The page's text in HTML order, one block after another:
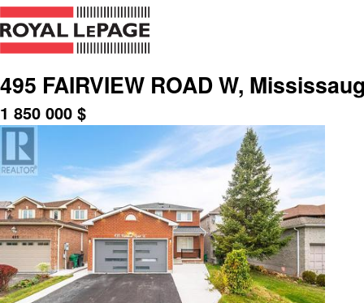
495 FAIRVIEW ROAD W,
1 850 000 $